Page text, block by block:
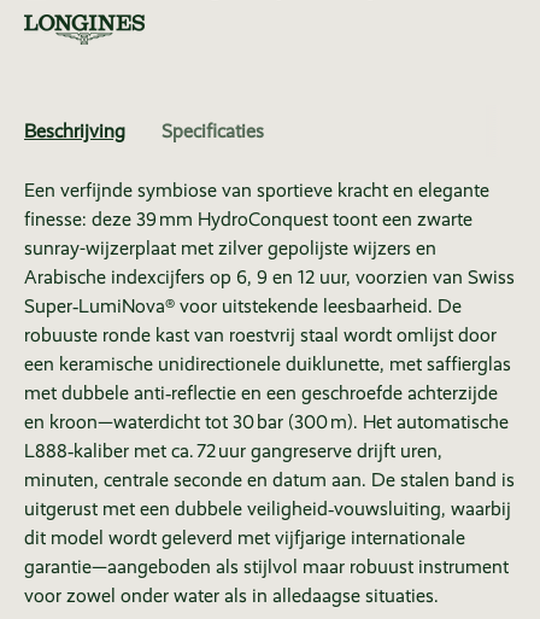
Beschrijving Specificaties
Een verfijnde symbiose van sportieve kracht en elegante
finesse: deze 39 mm HydroConquest toont een zwarte
sunray-wijzerplaat met zilver gepolijste wijzers en
Arabische indexcijfers op 6, 9 en 12 uur, voorzien van Swiss
Super‑LumiNova® voor uitstekende leesbaarheid. De
robuuste ronde kast van roestvrij staal wordt omlijst door
een keramische unidirectionele duiklunette, met saffierglas
met dubbele anti‑reflectie en een geschroefde achterzijde
en kroon—waterdicht tot 30 bar (300 m). Het automatische
L888‑kaliber met ca. 72 uur gangreserve drijft uren,
minuten, centrale seconde en datum aan. De stalen band is
uitgerust met een dubbele veiligheid‑vouwsluiting, waarbij
dit model wordt geleverd met vijfjarige internationale
garantie—aangeboden als stijlvol maar robuust instrument
voor zowel onder water als in alledaagse situaties.